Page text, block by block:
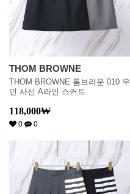
THOM BROWNE
THOM BROWNE 톰브라운 010 우
먼 사선 A라인 스커트
118,000₩
0 0